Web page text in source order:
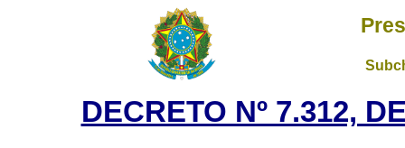
DECRETO Nº 7.312,